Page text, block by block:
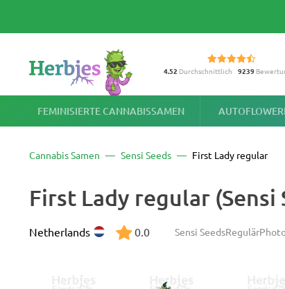
4.52 Durchschnittlich 9239
FEMINISIERTE CANNABISSAMEN
Cannabis Samen Sensi Seeds First Lady regular
First Lady regular (Sensi
Sensi SeedsRegulär
Netherlands 0.0